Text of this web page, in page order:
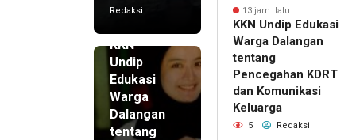
Redaksi
KKN
Undip
Edukasi
Warga
Dalangan
tentang
13 jam lalu
KKN Undip Edukasi
Warga Dalangan
tentang
Pencegahan KDRT
dan Komunikasi
Keluarga
5 Redaksi